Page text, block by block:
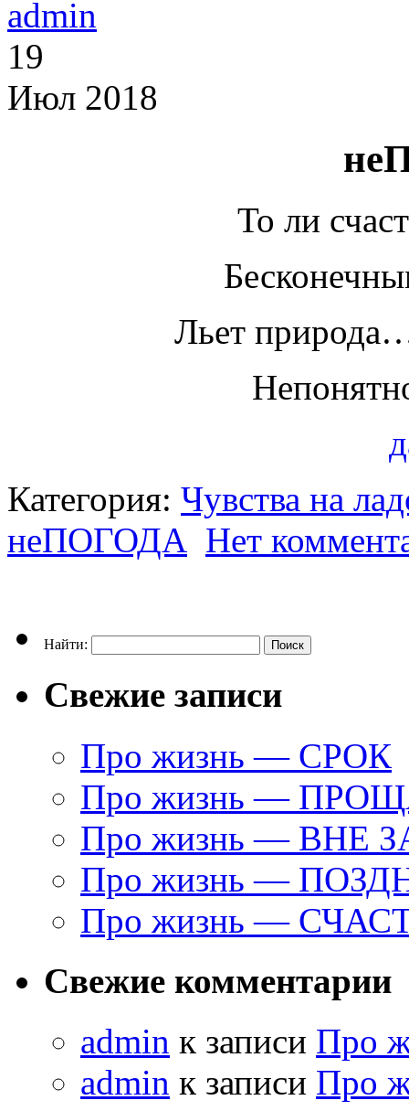
admin
19
Июл 2018
То ли
Льет
Категория: Чувства на
неПОГОДА Нет
Найти:
Свежие записи
Про жизнь — СРОК
Про жизнь —
Про жизнь — ВНЕ
Про жизнь —
Про жизнь —
Свежие комментарии
admin к записи Про
admin к записи Про